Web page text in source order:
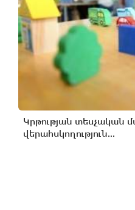
Կրթության տեսչական
վերահսկողություն...